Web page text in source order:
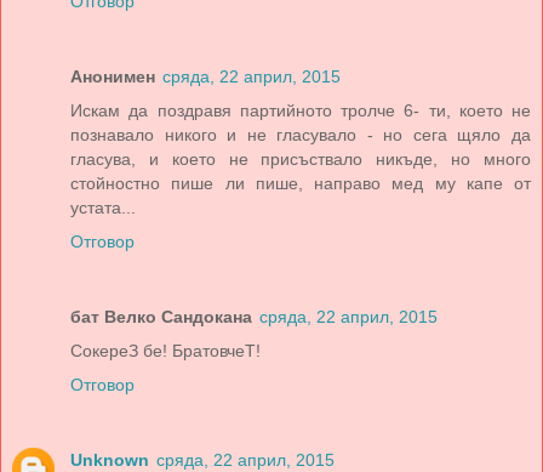
Анонимен сряда, 22 април, 2015
Искам да поздравя партийното тролче 6- ти, което не
познавало никого и не гласувало - но сега щяло да
гласува, и което не присъствало никъде, но много
стойностно пише ли пише, направо мед му капе от
устата...
Отговор
бат Велко Сандокана сряда, 22 април, 2015
СокереЗ бе! БратовчеТ!
Отговор
Unknown сряда, 22 април, 2015